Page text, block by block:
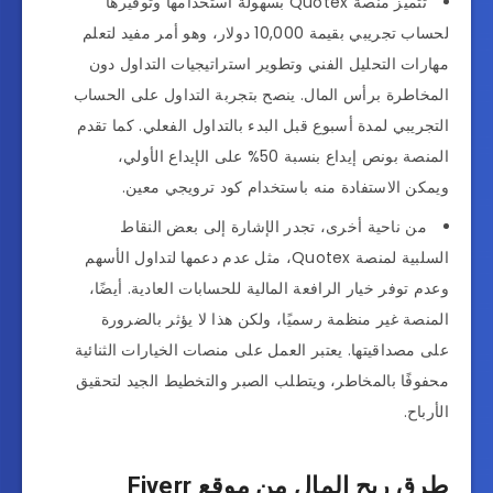
لحساب تجريبي بقيمة 10,000 دولار، وهو أمر مفيد لتعلم
مهارات التحليل الفني وتطوير استراتيجيات التداول دون
المخاطرة برأس المال. ينصح بتجربة التداول على الحساب
التجريبي لمدة أسبوع قبل البدء بالتداول الفعلي. كما تقدم
المنصة بونص إيداع بنسبة 50% على الإيداع الأولي،
ويمكن الاستفادة منه باستخدام كود ترويجي معين.
من ناحية أخرى، تجدر الإشارة إلى بعض النقاط
السلبية لمنصة Quotex، مثل عدم دعمها لتداول الأسهم
وعدم توفر خيار الرافعة المالية للحسابات العادية. أيضًا،
المنصة غير منظمة رسميًا، ولكن هذا لا يؤثر بالضرورة
على مصداقيتها. يعتبر العمل على منصات الخيارات الثنائية
محفوفًا بالمخاطر، ويتطلب الصبر والتخطيط الجيد لتحقيق
الأرباح.
طرق ربح المال من موقع Fiverr